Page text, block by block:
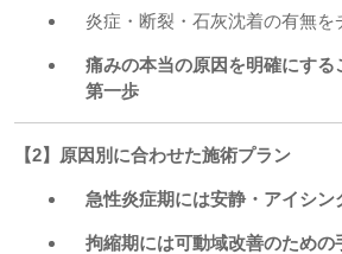
炎症・断裂・石灰沈着の有無を
痛みの本当の原因を明確にする
第一歩
【2】原因別に合わせた施術プラン
急性炎症期には安静・アイシン
拘縮期には可動域改善のための